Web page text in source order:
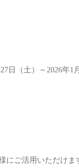
（土）～2026年
ご活用いただけま